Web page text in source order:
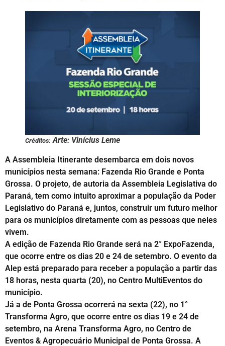
Créditos: Arte: Vinícius Leme
A Assembleia Itinerante desembarca em dois novos
municípios nesta semana: Fazenda Rio Grande e Ponta
Grossa. O projeto, de autoria da Assembleia Legislativa do
Paraná, tem como intuito aproximar a população da Poder
Legislativo do Paraná e, juntos, construir um futuro melhor
para os municípios diretamente com as pessoas que neles
vivem.
A edição de Fazenda Rio Grande será na 2° ExpoFazenda,
que ocorre entre os dias 20 e 24 de setembro. O evento da
Alep está preparado para receber a população a partir das
18 horas, nesta quarta (20), no Centro MultiEventos do
município.
Já a de Ponta Grossa ocorrerá na sexta (22), no 1°
Transforma Agro, que ocorre entre os dias 19 e 24 de
setembro, na Arena Transforma Agro, no Centro de
Eventos & Agropecuário Municipal de Ponta Grossa. A